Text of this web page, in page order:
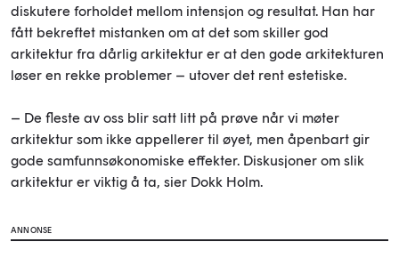
diskutere forholdet mellom intensjon og resultat. Han har
fått bekreftet mistanken om at det som skiller god
arkitektur fra dårlig arkitektur er at den gode arkitekturen
løser en rekke problemer – utover det rent estetiske.
– De fleste av oss blir satt litt på prøve når vi møter
arkitektur som ikke appellerer til øyet, men åpenbart gir
gode samfunnsøkonomiske effekter. Diskusjoner om slik
arkitektur er viktig å ta, sier Dokk Holm.
ANNONSE